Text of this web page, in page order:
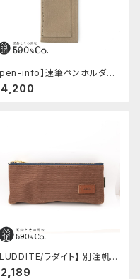
pen-info】速筆ペンホルダー
スナップパッド590&Co.別注
(ベージュ)
LUDDITE/ラダイト】 別注帆布
ンディペンケース (コーヒー)